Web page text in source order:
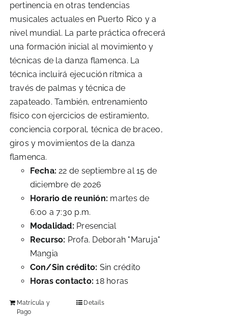
pertinencia en otras tendencias
musicales actuales en Puerto Rico y a
nivel mundial. La parte práctica ofrecerá
una formación inicial al movimiento y
técnicas de la danza flamenca. La
técnica incluirá ejecución rítmica a
través de palmas y técnica de
zapateado. También, entrenamiento
físico con ejercicios de estiramiento,
conciencia corporal, técnica de braceo,
giros y movimientos de la danza
flamenca.
Fecha:22 de septiembre al 15 de
diciembre de 2026
Horario de reunión: martes de
6:00 a 7:30 p.m.
Modalidad: Presencial
Recurso: Profa. Deborah "Maruja"
Mangia
Con/Sin crédito: Sin crédito
Horas contacto: 18 horas
Matrícula y
Pago
Details